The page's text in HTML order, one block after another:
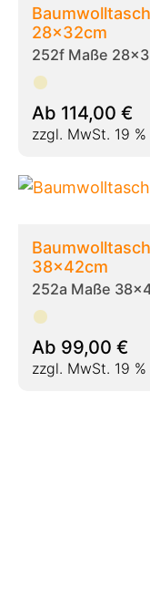
28x32cm
252f Maße
Ab 114,00 €
zzgl. MwSt. 19 %
38x42cm
252a Maße
Ab 99,00 €
zzgl. MwSt. 19 %